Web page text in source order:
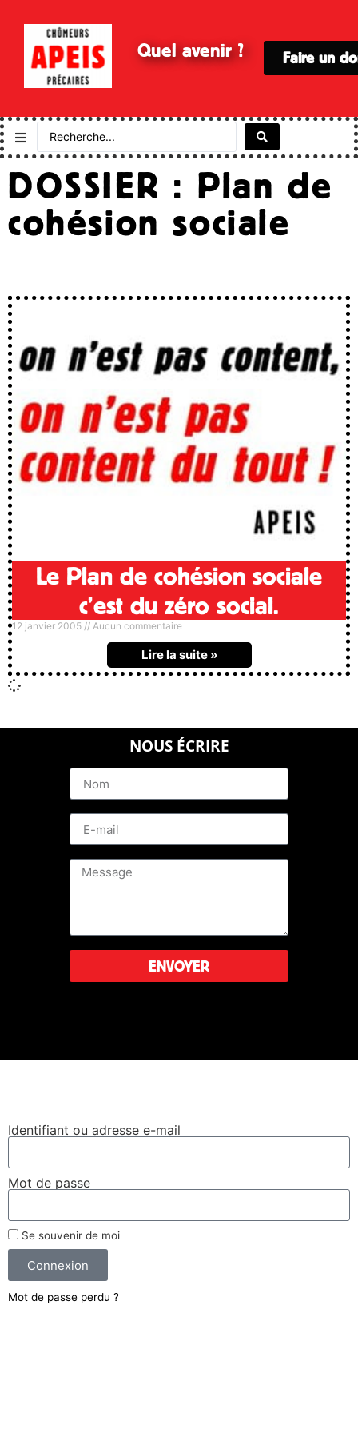
Quel avenir ? Faire un
DOSSIER : Plan de
cohésion sociale
Le Plan de cohésion sociale
c’est du zéro social.
12 janvier 2005 Aucun commentaire
Lire la suite »
NOUS ÉCRIRE
ENVOYER
Identifiant ou adresse e-mail
Mot de passe
Se souvenir de moi
Connexion
Mot de passe perdu ?